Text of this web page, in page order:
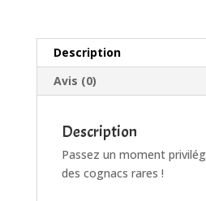
Description
Avis (0)
Description
Passez un moment
des cognacs rares !